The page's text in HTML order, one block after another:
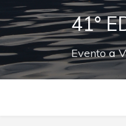
41°
Eventoa